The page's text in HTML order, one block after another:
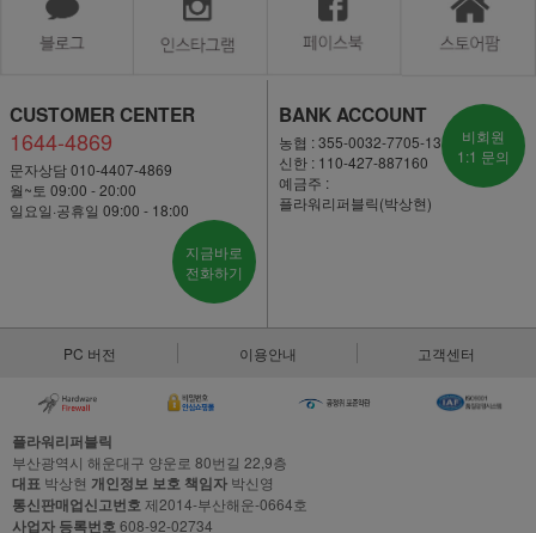
CUSTOMER CENTER
1644-4869
문자상담 010-4407-4869
월~토 09:00 - 20:00
일요일·공휴일 09:00 - 18:00
지금바로
전화하기
BANK ACCOUNT
농협 : 355-0032-7705-13
신한 : 110-427-887160
예금주 :
플라워리퍼블릭(박상현)
비회원
1:1 문의
PC 버전 이용안내 고객센터
플라워리퍼블릭
부산광역시 해운대구 양운로 80번길 22,9층
대표 박상현 개인정보 보호 책임자 박신영
통신판매업신고번호 제2014-부산해운-0664호
사업자 등록번호 608-92-02734